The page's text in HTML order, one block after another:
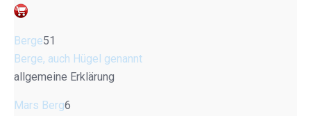
Berge51
Berge, auch Hügel genannt
allgemeine Erklärung
Mars Berg6